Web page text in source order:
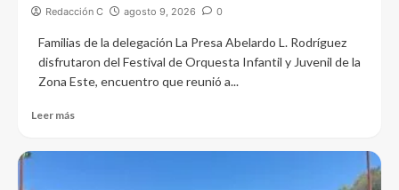
Redacción C agosto 9, 2026 0
Familias de la delegación La Presa Abelardo L. Rodríguez
disfrutaron del Festival de Orquesta Infantil y Juvenil de la
Zona Este, encuentro que reunió a...
Leer más